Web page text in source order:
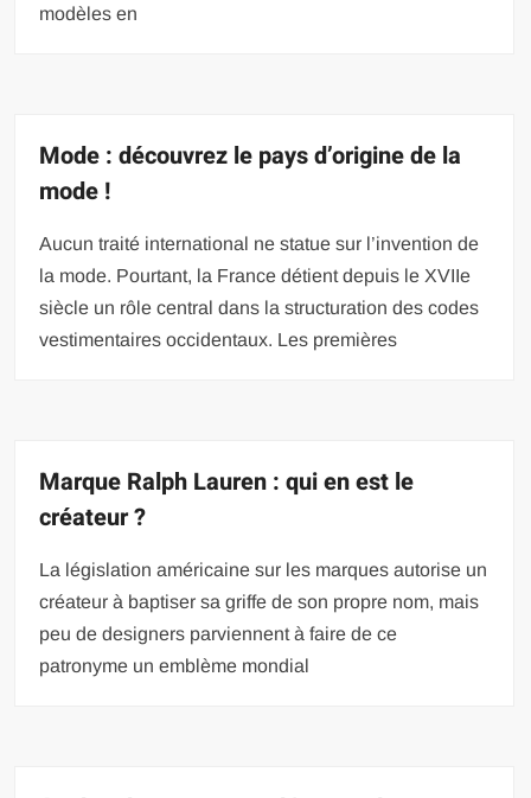
modèles en
Mode : découvrez le pays d’origine de la
mode !
Aucun traité international ne statue sur l’invention de
la mode. Pourtant, la France détient depuis le XVIIe
siècle un rôle central dans la structuration des codes
vestimentaires occidentaux. Les premières
Marque Ralph Lauren : qui en est le
créateur ?
La législation américaine sur les marques autorise un
créateur à baptiser sa griffe de son propre nom, mais
peu de designers parviennent à faire de ce
patronyme un emblème mondial